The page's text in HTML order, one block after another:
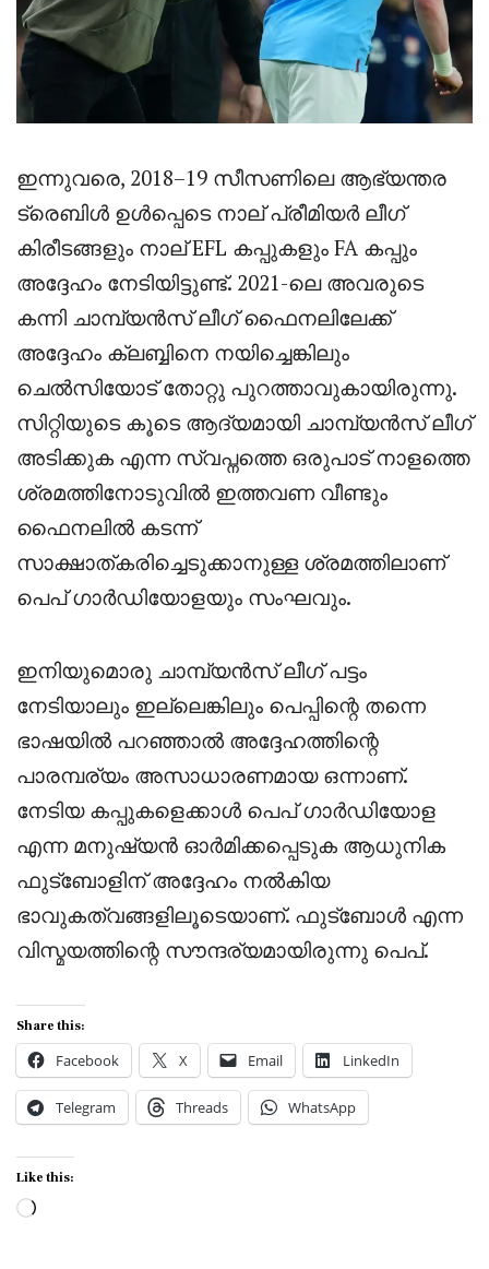
ഇന്നുവരെ, 2018–19 സീസണിലെ ആഭ്യന്തര
ട്രെബിൾ ഉൾപ്പെടെ നാല് പ്രീമിയർ ലീഗ്
കിരീടങ്ങളും നാല് EFL കപ്പുകളും FA കപ്പും
അദ്ദേഹം നേടിയിട്ടുണ്ട്. 2021-ലെ അവരുടെ
കന്നി ചാമ്പ്യൻസ് ലീഗ് ഫൈനലിലേക്ക്
അദ്ദേഹം ക്ലബ്ബിനെ നയിച്ചെങ്കിലും
ചെൽസിയോട് തോറ്റു പുറത്താവുകായിരുന്നു.
സിറ്റിയുടെ കൂടെ ആദ്യമായി ചാമ്പ്യൻസ് ലീഗ്
അടിക്കുക എന്ന സ്വപ്നത്തെ ഒരുപാട് നാളത്തെ
ശ്രമത്തിനോടുവിൽ ഇത്തവണ വീണ്ടും
ഫൈനലിൽ കടന്ന്
സാക്ഷാത്കരിച്ചെടുക്കാനുള്ള ശ്രമത്തിലാണ്
പെപ് ഗാർഡിയോളയും സംഘവും.
ഇനിയുമൊരു ചാമ്പ്യൻസ് ലീഗ് പട്ടം
നേടിയാലും ഇല്ലെങ്കിലും പെപ്പിന്റെ തന്നെ
ഭാഷയിൽ പറഞ്ഞാൽ അദ്ദേഹത്തിന്റെ
പാരമ്പര്യം അസാധാരണമായ ഒന്നാണ്.
നേടിയ കപ്പുകളെക്കാൾ പെപ് ഗാർഡിയോള
എന്ന മനുഷ്യൻ ഓർമിക്കപ്പെടുക ആധുനിക
ഫുട്ബോളിന് അദ്ദേഹം നൽകിയ
ഭാവുകത്വങ്ങളിലൂടെയാണ്. ഫുട്‌ബോൾ എന്ന
വിസ്മയത്തിന്റെ സൗന്ദര്യമായിരുന്നു പെപ്.
Share this:
Facebook X Email LinkedIn
Telegram Threads WhatsApp
Like this:
Loading…